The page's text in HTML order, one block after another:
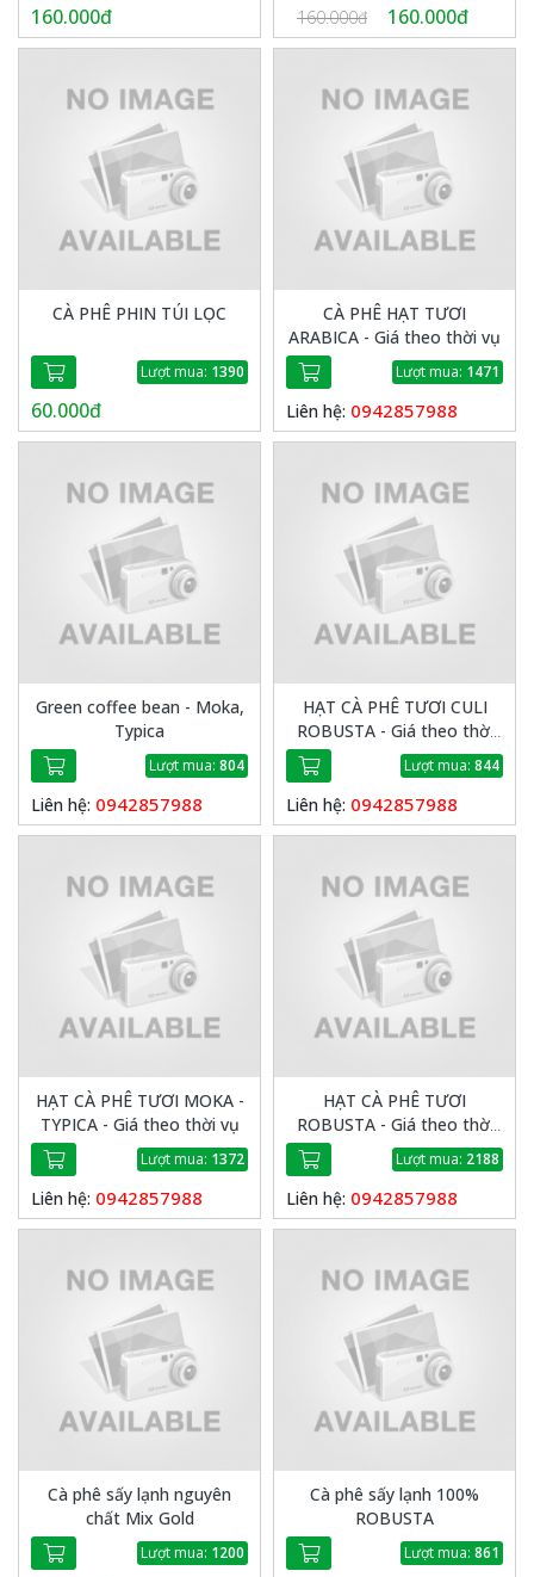
160.000đ 160.000đ 160.000đ
CÀ PHÊ PHIN TÚI LỌC
Lượt mua: 1390
60.000đ
CÀ PHÊ HẠT TƯƠI
ARABICA - Giá theo thời vụ
Lượt mua: 1471
Liên hệ: 0942857988
Green coffee bean - Moka,
Typica
Lượt mua: 804
Liên hệ: 0942857988
HẠT CÀ PHÊ TƯƠI CULI
ROBUSTA - Giá theo thời
vụLượt mua: 844
Liên hệ: 0942857988
HẠT CÀ PHÊ TƯƠI MOKA -
TYPICA - Giá theo thời vụ
Lượt mua: 1372
Liên hệ: 0942857988
HẠT CÀ PHÊ TƯƠI
ROBUSTA - Giá theo thời
vụLượt mua: 2188
Liên hệ: 0942857988
Cà phê sấy lạnh nguyên
chất Mix Gold
Lượt mua: 1200
Cà phê sấy lạnh 100%
ROBUSTA
Lượt mua: 861